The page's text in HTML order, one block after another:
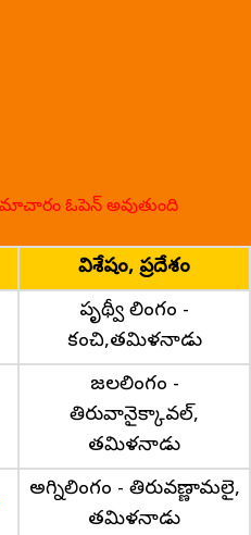
ఓపెన్ అవుతుంది
విశేషం, ప్రదేశం
పృథ్వీ లింగం -
కంచి,తమిళనాడు
జలలింగం -
తిరువానైక్కావల్,
తమిళనాడు
అగ్నిలింగం - తిరువణ్ణామలై,
తమిళనాడు